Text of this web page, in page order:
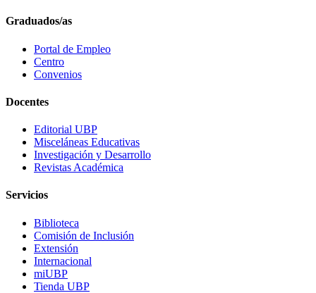
Graduados/as
Portal de Empleo
Centro
Convenios
Docentes
Editorial UBP
Misceláneas Educativas
Investigación y Desarrollo
Revistas Académica
Servicios
Biblioteca
Comisión de Inclusión
Extensión
Internacional
miUBP
Tienda UBP